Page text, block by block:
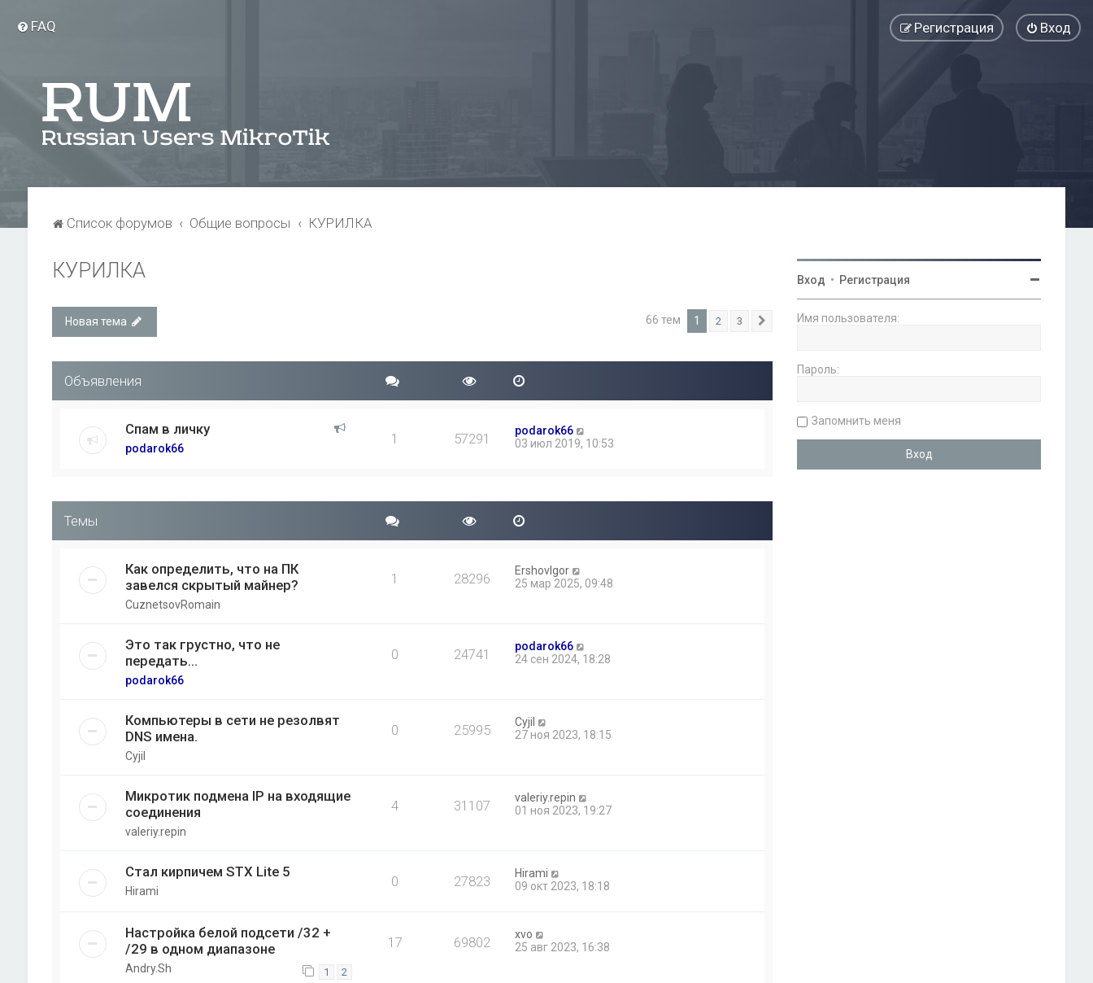
FAQ Вход
Регистрация
Список форумов Общие вопросы КУРИЛКА
КУРИЛКА
Новая тема 66 тем 1 2 3 След.
Объявления
Спам в личку
podarok66
1 57291
podarok66
03 июл 2019, 10:53
Темы
Как определить, что на ПК
завелся скрытый майнер?
CuznetsovRomain
1 28296
ErshovIgor
25 мар 2025, 09:48
Это так грустно, что не
передать...
podarok66
0 24741
podarok66
24 сен 2024, 18:28
Компьютеры в сети не резолвят
DNS имена.
Cyjil
0 25995
Cyjil
27 ноя 2023, 18:15
Микротик подмена IP на входящие
соединения
valeriy.repin
4 31107
valeriy.repin
01 ноя 2023, 19:27
Стал кирпичем STX Lite 5
Hirami
0 27823
Hirami
09 окт 2023, 18:18
Настройка белой подсети /32 +
/29 в одном диапазоне
Andry.Sh 1 2
17 69802
xvo
25 авг 2023, 16:38
Вход • Регистрация
Имя пользователя:
Пароль:
Запомнить меня